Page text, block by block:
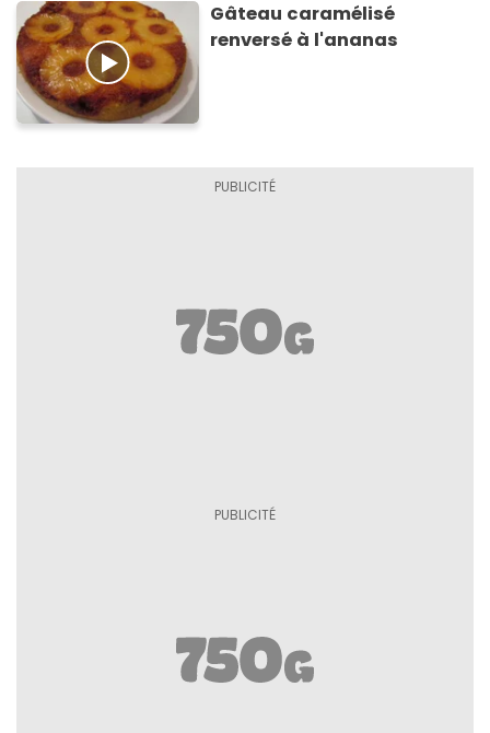
Gâteau caramélisé
renversé à l'ananas